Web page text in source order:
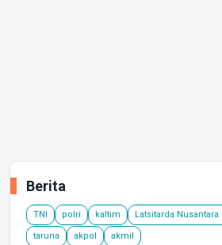
Berita
TNI polri kaltim Latsitarda Nusantara
taruna akpol akmil